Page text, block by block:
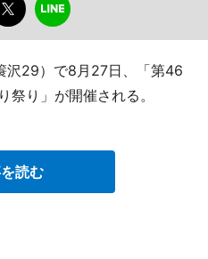
沢29）で8月27日、「第46
祭り」が開催される。
読む